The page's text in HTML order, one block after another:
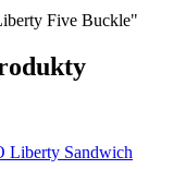
Five Buckle"
Liberty Sandwich